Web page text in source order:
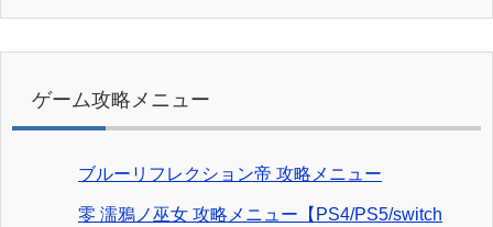
ゲーム攻略メニュー
ブルーリフレクション帝 攻略メニュー
零 濡鴉ノ巫女 攻略メニュー【PS4/PS5/switch